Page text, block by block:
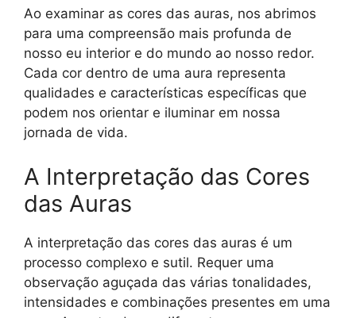
Ao examinar as cores das auras, nos abrimos
para uma compreensão mais profunda de
nosso eu interior e do mundo ao nosso redor.
Cada cor dentro de uma aura representa
qualidades e características específicas que
podem nos orientar e iluminar em nossa
jornada de vida.
A Interpretação das Cores
das Auras
A interpretação das cores das auras é um
processo complexo e sutil. Requer uma
observação aguçada das várias tonalidades,
intensidades e combinações presentes em uma